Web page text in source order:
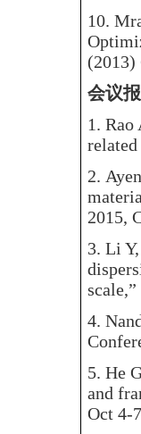
10.
(2013)
会议
1. Rao
related
2.
2015,
3. Li
4.
5. He
and
Oct 4-